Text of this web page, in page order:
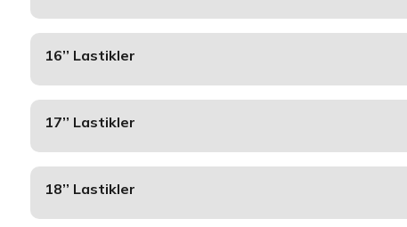
16’’ Lastikler
17’’ Lastikler
18’’ Lastikler